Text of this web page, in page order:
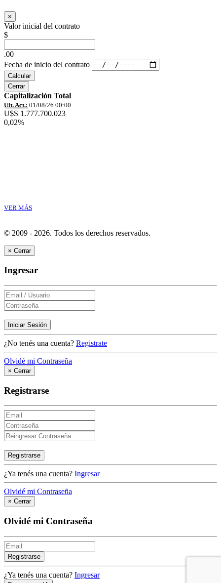
×
Valor inicial del contrato
$
.00
Fecha de inicio del contrato
Calcular
Cerrar
Capitalización Total
Ult. Act.: 01/08/26 00:00
U$S 1.777.700.023
0,02%
VER MÁS
© 2009 - 2026. Todos los derechos reservados.
× Cerrar
Ingresar
Iniciar Sesión
¿No tenés una cuenta? Registrate
Olvidé mi Contraseña
× Cerrar
Registrarse
Registrarse
¿Ya tenés una cuenta? Ingresar
Olvidé mi Contraseña
× Cerrar
Olvidé mi Contraseña
Registrarse
¿Ya tenés una cuenta? Ingresar